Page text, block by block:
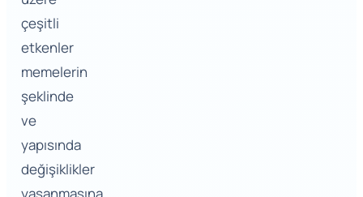
çeşitli
etkenler
memelerin
şeklinde
ve
yapısında
değişiklikler
yaşanmasına